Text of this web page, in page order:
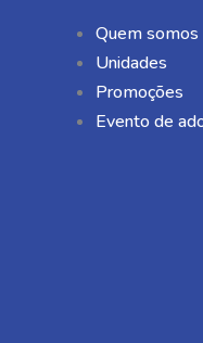
Quem somos
Unidades
Promoções
Evento de